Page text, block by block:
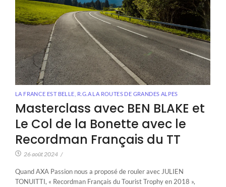
LA FRANCE EST BELLE R.G.A LA ROUTES DE GRANDES ALPES
Masterclass avec BEN BLAKE et
Le Col de la Bonette avec le
Recordman Français du TT
26 août 2024 /
Quand AXA Passion nous a proposé de rouler avec JULIEN
TONUITTI, « Recordman Français du Tourist Trophy en 2018 »,